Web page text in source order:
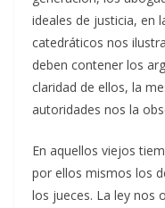
ideales de justicia, en
catedráticos nos
deben contener los
claridad de ellos, la
autoridades nos la
En aquellos viejos
por ellos mismos los
los jueces. La ley nos